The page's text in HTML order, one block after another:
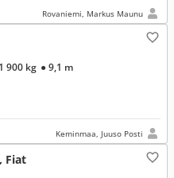
Rovaniemi, Markus Maunu
900 kg ● 9,1 m
Keminmaa, Juuso Posti
Fiat